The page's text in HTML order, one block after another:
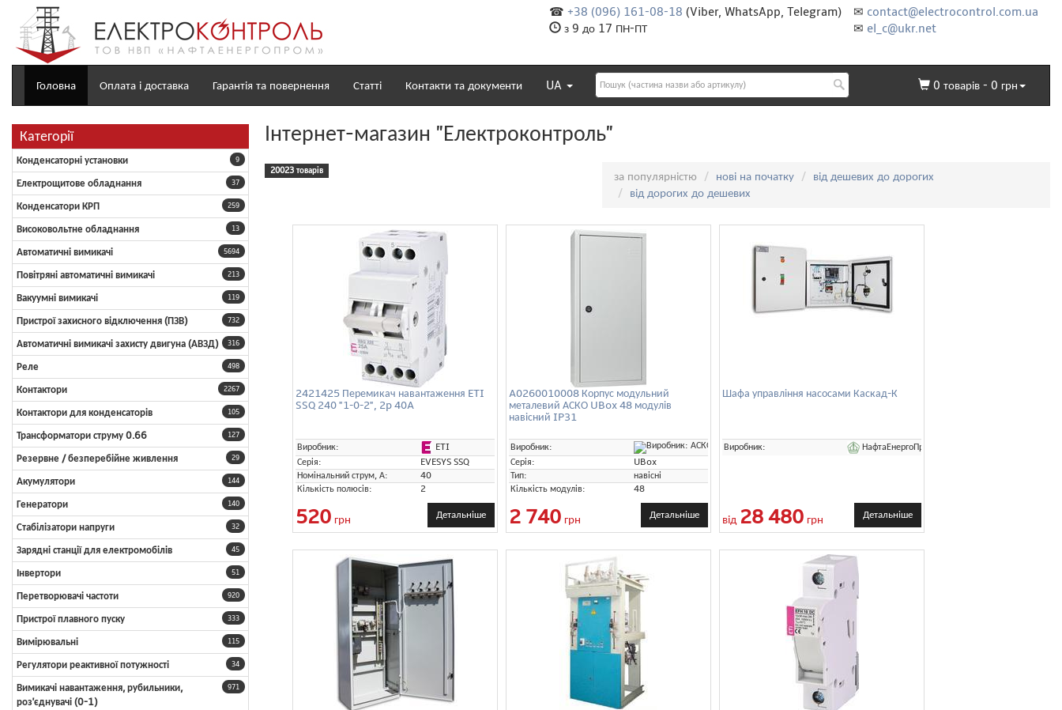
✉ contact@electrocontrol.com.ua
✉ el_c@ukr.net
☎ +38 (096) 161-08-18 (Viber, WhatsApp, Telegram)
з 9 до 17 ПН-ПТ
Головна Оплата і доставка Гарантія та повернення Статті Контакти та документи UA 0 товарів - 0 грн
Категорії
9
Конденсаторні установки
37
Електрощитове обладнання
259
Конденсатори КРП
13
Високовольтне обладнання
5694
Автоматичні вимикачі
213
Повітряні автоматичні вимикачі
119
Вакуумні вимикачі
732
Пристрої захисного відключення (ПЗВ)
316
Автоматичні вимикачі захисту двигуна (АВЗД)
498
Реле
2267
Контактори
105
Контактори для конденсаторів
127
Трансформатори струму 0.66
29
Резервне / безперебійне живлення
144
Акумулятори
140
Генератори
32
Стабілізатори напруги
45
Зарядні станції для електромобілів
51
Інвертори
920
Перетворювачі частоти
333
Пристрої плавного пуску
115
Вимірювальні
34
Регулятори реактивної потужності
971
Вимикачі навантаження, рубильники,
роз'єднувачі (0-1)
Інтернет-магазин "Електроконтроль"
20023 товарів за популярністю нові на початку
від дешевих до дорогих
від дорогих до дешевих
2421425 Перемикач навантаження ETI
SSQ 240 "1-0-2", 2p 40A
Виробник:
ETI
Серія:
EVESYS SSQ
Номінальний струм, А:
40
Кількість полюсів:
2
520 грн Детальніше
A0260010008 Корпус модульний
металевий АСКО UBox 48 модулів
навісний IP31
Виробник:
АСКО-УКРЕМ
Серія:
UBox
Тип:
навісні
Кількість модулів:
48
2 740 грн Детальніше
Шафа управління насосами Каскад-К
Виробник: НафтаЕнергоПром
від 28 480 грн Детальніше